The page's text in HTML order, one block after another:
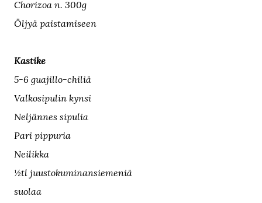
Chorizoa n. 300g
Öljyä paistamiseen
Kastike
5-6 guajillo-chiliä
Valkosipulin kynsi
Neljännes sipulia
Pari pippuria
Neilikka
½tl juustokuminansiemeniä
suolaa